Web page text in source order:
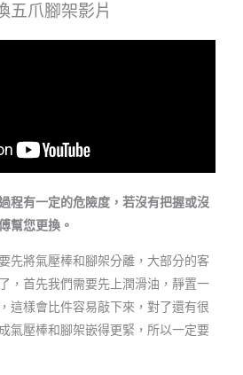
五爪腳架影片
程有一定的危險度，若沒有把握或沒
幫您更換。
先將氣壓棒和腳架分離，大部分的客
，首先我們需要先上潤滑油，靜置一
這樣會比件容易敲下來，對了還有很
氣壓棒和腳架嵌得更緊，所以一定要